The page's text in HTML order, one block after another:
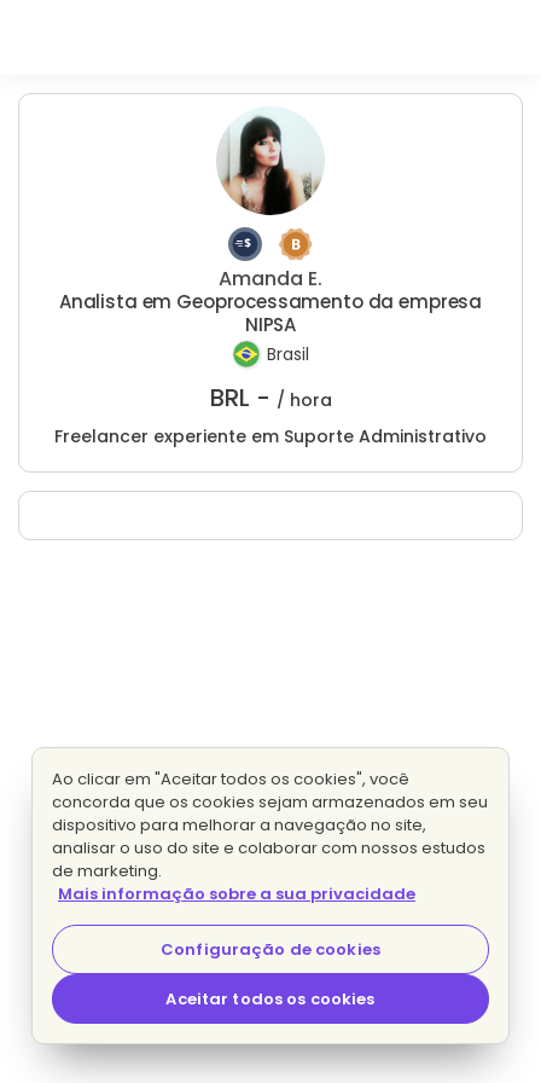
Amanda E.
Analista em Geoprocessamento da empresa
NIPSA
Brasil
BRL - / hora
Freelancer experiente em Suporte Administrativo
Ao clicar em "Aceitar todos os cookies", você
concorda que os cookies sejam armazenados em seu
dispositivo para melhorar a navegação no site,
analisar o uso do site e colaborar com nossos estudos
de marketing.
Mais informação sobre a sua privacidade
Configuração de cookies
Aceitar todos os cookies